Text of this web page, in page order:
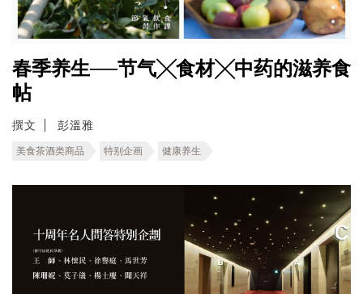
春季养生──节气╳食材╳中药的滋养食
帖
撰文 彭溫雅
美食茶酒类商品 特别企画 健康养生